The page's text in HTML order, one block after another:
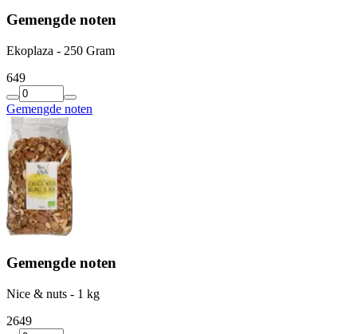
Gemengde noten
Ekoplaza - 250 Gram
649
Gemengde noten
Gemengde noten
Nice & nuts - 1 kg
2649